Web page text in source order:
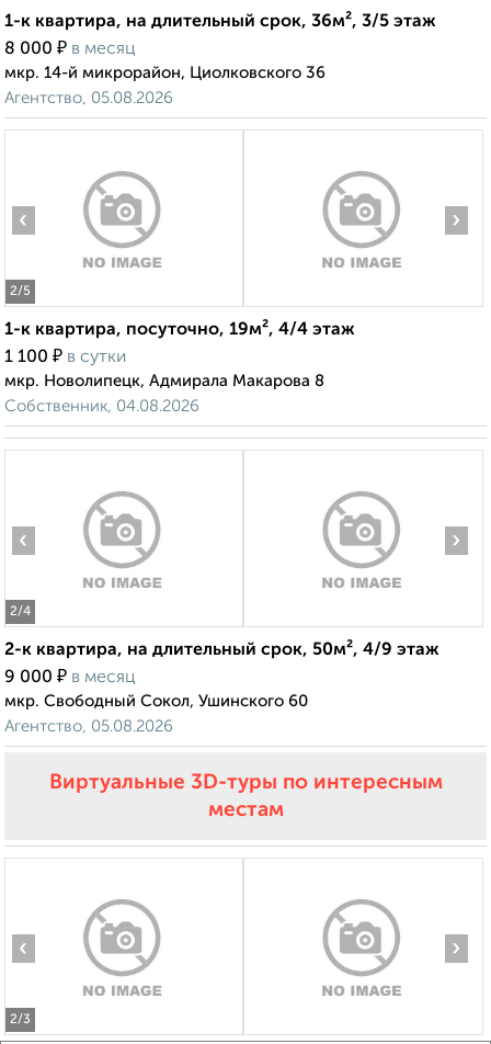
1-к квартира, на длительный срок, 36м², 3/5 этаж
8 000 ₽ в месяц
мкр. 14-й микрорайон, Циолковского 36
Агентство, 05.08.2026
2/5
‹ ›
1-к квартира, посуточно, 19м², 4/4 этаж
1 100 ₽ в сутки
мкр. Новолипецк, Адмирала Макарова 8
Собственник, 04.08.2026
2/4
‹ ›
2-к квартира, на длительный срок, 50м², 4/9 этаж
9 000 ₽ в месяц
мкр. Свободный Сокол, Ушинского 60
Агентство, 05.08.2026
Виртуальные 3D-туры по интересным
местам
2/3
‹ ›